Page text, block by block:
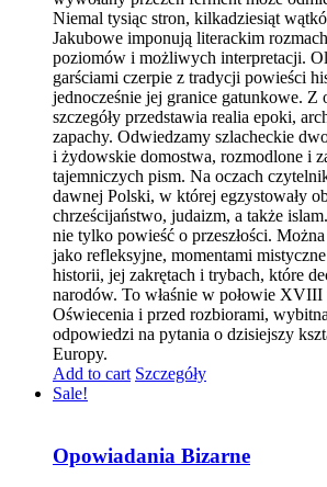
Niemal tysiąc stron, kilkadziesiąt
Jakubowe imponują literackim
poziomów i możliwych interpretacji.
garściami czerpie z tradycji powieści
jednocześnie jej granice gatunkowe. Z
szczegóły przedstawia realia epoki,
zapachy. Odwiedzamy szlacheckie
i żydowskie domostwa, rozmodlone i
tajemniczych pism. Na oczach
dawnej Polski, w której egzystowały
chrześcijaństwo, judaizm, a także
nie tylko powieść o przeszłości.
jako refleksyjne, momentami mistyczne
historii, jej zakrętach i trybach, które
narodów. To właśnie w połowie
Oświecenia i przed rozbiorami,
odpowiedzi na pytania o dzisiejszy
Europy.
Add to cart Szczegóły
Sale!
Opowiadania Bizarne